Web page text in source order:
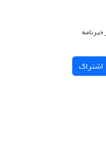
اشتراک